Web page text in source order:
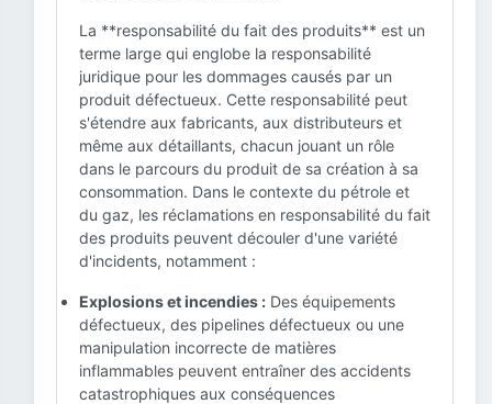
La **responsabilité du fait des produits** est un
terme large qui englobe la responsabilité
juridique pour les dommages causés par un
produit défectueux. Cette responsabilité peut
s'étendre aux fabricants, aux distributeurs et
même aux détaillants, chacun jouant un rôle
dans le parcours du produit de sa création à sa
consommation. Dans le contexte du pétrole et
du gaz, les réclamations en responsabilité du fait
des produits peuvent découler d'une variété
d'incidents, notamment :
Explosions et incendies : Des équipements
défectueux, des pipelines défectueux ou une
manipulation incorrecte de matières
inflammables peuvent entraîner des accidents
catastrophiques aux conséquences